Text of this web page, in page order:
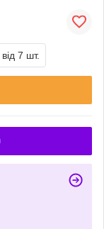
від 7 шт.